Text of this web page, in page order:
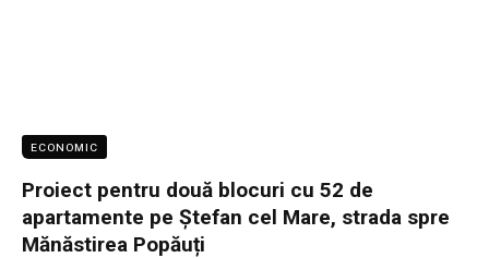
ECONOMIC
Proiect pentru două blocuri cu 52 de
apartamente pe Ștefan cel Mare, strada spre
Mănăstirea Popăuți